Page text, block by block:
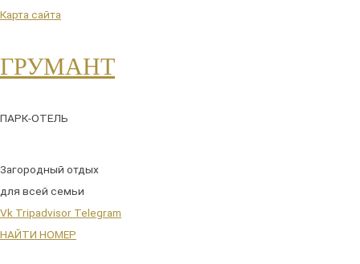
Карта сайта
ГРУМАНТ
ПАРК-ОТЕЛЬ
Загородный отдых
для всей семьи
Vk Tripadvisor Telegram
НАЙТИ НОМЕР